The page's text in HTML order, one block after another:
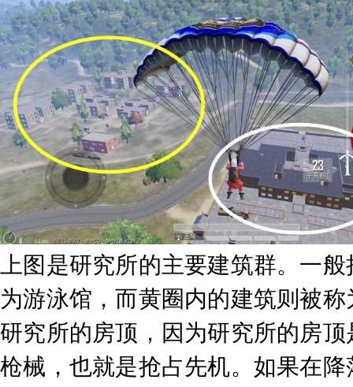
上图是研究所的主要建筑群。一
为游泳馆，而黄圈内的建筑则被
研究所的房顶，因为研究所的房
枪械，也就是抢占先机。如果在